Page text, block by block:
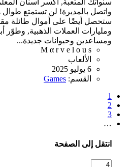
واتصل بالمديرة! لن تستمتع
ستحصل أيضًا على أموال طائلة
ومليارات العملات الذهبية,
ومساعدين وحيوانات جديدة...
M α r v e l o u s
الألعاب
6 يوليو 2025
القسم: Games
1
2
3
…
انتقل إلى الصفحة